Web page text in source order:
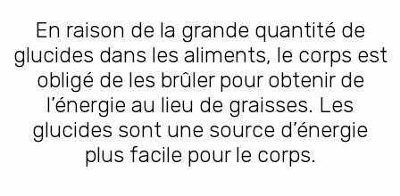
En raison de la grande quantité de
glucides dans les aliments, le corps est
obligé de les brûler pour obtenir de
l’énergie au lieu de graisses. Les
glucides sont une source d’énergie
plus facile pour le corps.